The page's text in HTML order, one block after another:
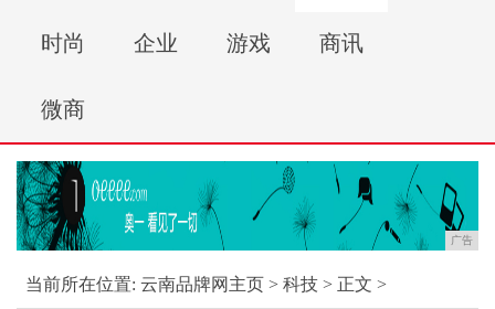
时尚 企业 游戏 商讯
微商
广告
当前所在位置: 云南品牌网主页 > 科技 > 正文 >